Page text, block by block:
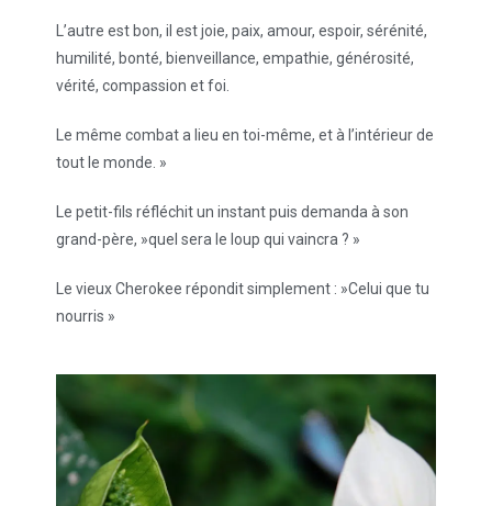
L’autre est bon, il est joie, paix, amour, espoir, sérénité,
humilité, bonté, bienveillance, empathie, générosité,
vérité, compassion et foi.
Le même combat a lieu en toi-même, et à l’intérieur de
tout le monde. »
Le petit-fils réfléchit un instant puis demanda à son
grand-père, »quel sera le loup qui vaincra ? »
Le vieux Cherokee répondit simplement : »Celui que tu
nourris »